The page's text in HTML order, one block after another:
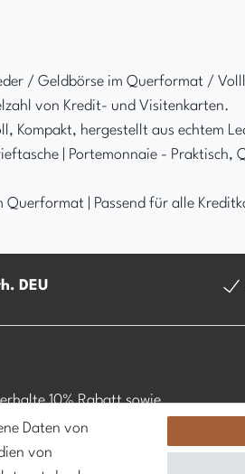
/ Geldbörse im Querformat /
von Kredit- und Visitenkarten.
Kompakt, hergestellt aus echtem
| Portemonnaie - Praktisch,
Querformat | Passend für alle
DEU
10% Rabatt sowie
Produkte, exklusive
Daten von
von